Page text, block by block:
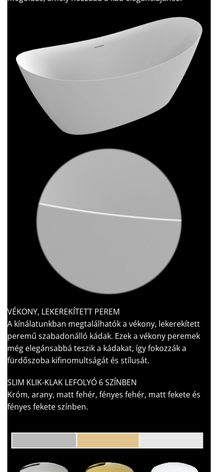
VÉKONY, LEKEREKÍTETT PEREM
A kínálatunkban megtalálhatók a vékony, lekerekített
peremű szabadonálló kádak. Ezek a vékony peremek
még elegánsabbá teszik a kádakat, így fokozzák a
fürdőszoba kifinomultságát és stílusát.
SLIM KLIK-KLAK LEFOLYÓ 6 SZÍNBEN
Króm, arany, matt fehér, fényes fehér, matt fekete és
fényes fekete színben.